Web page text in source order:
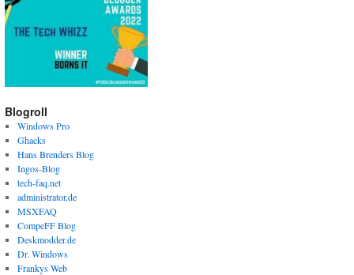
Blogroll
Windows Pro
Ghacks
Hans Brenders Blog
Ingos-Blog
tech-faq.net
administrator.de
MSXFAQ
CompeFF Blog
Deskmodder.de
Dr. Windows
Frankys Web